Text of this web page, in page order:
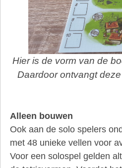
Hier is de vorm van de
Daardoor ontvangt
Alleen bouwen
Ook aan de solo spelers
met 48 unieke vellen voor
Voor een solospel gelden